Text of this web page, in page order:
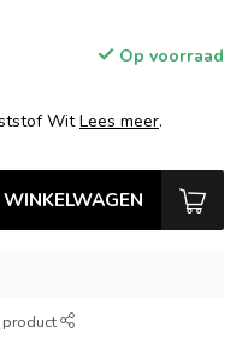
Op voorraad
WitLees meer.